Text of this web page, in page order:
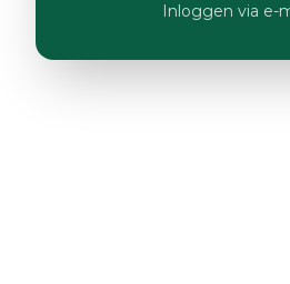
Inloggen via e-